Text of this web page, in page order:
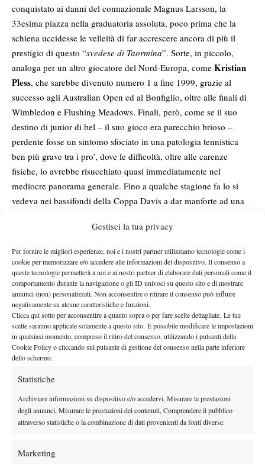
Gestisci la tua privacy
Per fornire le migliori esperienze, noi e i nostri partner utilizziamo tecnologie come i
cookie per memorizzare e/o accedere alle informazioni del dispositivo. Il consenso a
queste tecnologie permetterà a noi e ai nostri partner di elaborare dati personali come il
comportamento durante la navigazione o gli ID univoci su questo sito e di mostrare
annunci (non) personalizzati. Non acconsentire o ritirare il consenso può influire
negativamente su alcune caratteristiche e funzioni.
Clicca qui sotto per acconsentire a quanto sopra o per fare scelte dettagliate. Le tue
scelte saranno applicate solamente a questo sito. È possibile modificare le impostazioni
in qualsiasi momento, compreso il ritiro del consenso, utilizzando i pulsanti della
Cookie Policy o cliccando sul pulsante di gestione del consenso nella parte inferiore
dello schermo.
Statistiche
Archiviare informazioni su dispositivo e/o accedervi, Misurare le prestazioni
degli annunci, Misurare le prestazioni dei contenuti, Comprendere il pubblico
attraverso statistiche o la combinazione di dati provenienti da fonti diverse.
Marketing
conquistato ai danni del connazionale Magnus Larsson, la
33esima piazza nella graduatoria assoluta, poco prima che la
schiena uccidesse le velleità di far accrescere ancora di più il
prestigio di questo “svedese di Taormina”. Sorte, in piccolo,
analoga per un altro giocatore del Nord-Europa, come Kristian
Pless, che sarebbe divenuto numero 1 a fine 1999, grazie al
successo agli Australian Open ed al Bonfiglio, oltre alle finali di
Wimbledon e Flushing Meadows. Finali, però, come se il suo
destino di junior di bel – il suo gioco era parecchio brioso –
perdente fosse un sintomo sfociato in una patologia tennistica
ben più grave tra i pro’, dove le difficoltà, oltre alle carenze
fisiche, lo avrebbe risucchiato quasi immediatamente nel
mediocre panorama generale. Fino a qualche stagione fa lo si
vedeva nei bassifondi della Coppa Davis a dar manforte ad una
scrutare ancora, nei tabelloni futures di doppio,
si diletta così nei ritagli di tempo. DiArtem Derepasko,invece,
poco si può raccontare, mentre diIrakli Labadzedi cose da dire
ce ne sarebbero forse troppe. Già. Definirlo una promessa
mancata è limitativo, dal momento che il georgiano ha cercato di
essere un tennista senza essere un’atleta. Difficile, soprattutto di
questi tempi.
Nel 2004, a
Indian
Wells, Irakli
destra) colse
una
tutt’altro che